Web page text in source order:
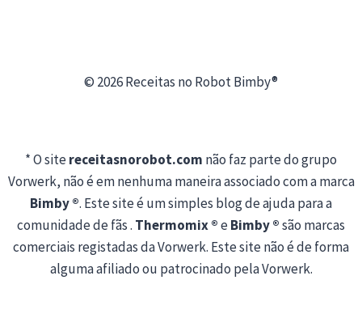
© 2026 Receitas no Robot Bimby®
* O sitereceitasnorobot.com não faz parte do grupo
Vorwerk, não é em nenhuma maneira associado com a marca
Bimby ®. Este site é um simples blog de ajuda para a
comunidade de fãs . Thermomix ®eBimby ®são marcas
comerciais registadas da Vorwerk. Este site não é de forma
alguma afiliado ou patrocinado pela Vorwerk.